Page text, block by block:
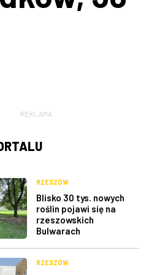
REKLAMA
RZESZÓW
Blisko 30 tys. nowych
roślin pojawi się na
rzeszowskich
Bulwarach
RZESZÓW